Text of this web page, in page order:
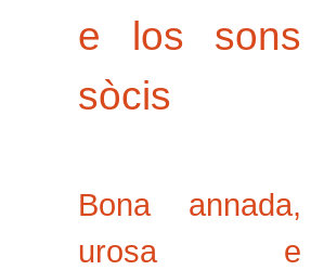
e los sons
sòcis
Bona annada,
urosa e